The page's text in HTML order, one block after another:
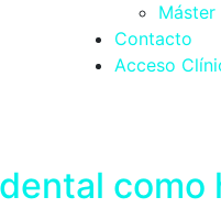
Máster
Contacto
Acceso
dental